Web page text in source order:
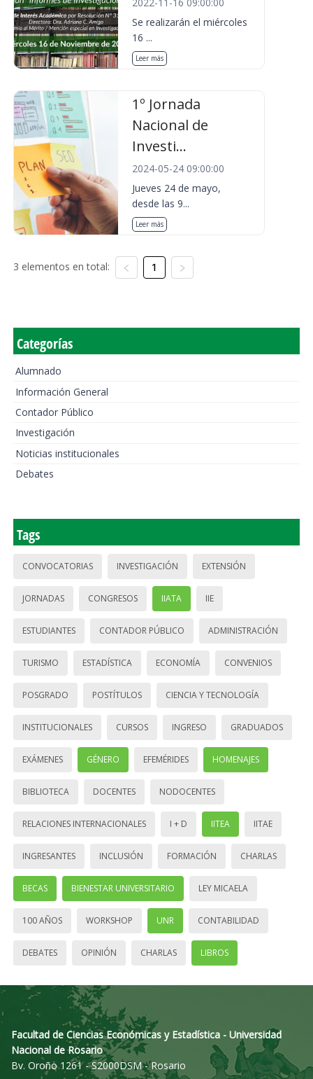
Se realizarán el miércoles
16 ...
Leer más
1º Jornada
Nacional de
Investi...
2024-05-24 09:00:00
Jueves 24 de mayo,
desde las 9...
Leer más
3 elementos en total: 1
Categorías
Alumnado
Información General
Contador Público
Investigación
Noticias institucionales
Debates
Tags
CONVOCATORIAS INVESTIGACIÓN EXTENSIÓN
JORNADAS CONGRESOS IIATA IIE
ESTUDIANTES CONTADOR PÚBLICO ADMINISTRACIÓN
TURISMO ESTADÍSTICA ECONOMÍA CONVENIOS
POSGRADO POSTÍTULOS CIENCIA Y TECNOLOGÍA
INSTITUCIONALES CURSOS INGRESO GRADUADOS
EXÁMENES GÉNERO EFEMÉRIDES HOMENAJES
BIBLIOTECA DOCENTES NODOCENTES
RELACIONES INTERNACIONALES I + D IITEA IITAE
INGRESANTES INCLUSIÓN FORMACIÓN CHARLAS
BECAS BIENESTAR UNIVERSITARIO LEY MICAELA
100 AÑOS WORKSHOP UNR CONTABILIDAD
DEBATES OPINIÓN CHARLAS LIBROS
Facultad de Ciencias Económicas y Estadística - Universidad
Nacional de Rosario
Bv. Oroño 1261 - S2000DSM - Rosario